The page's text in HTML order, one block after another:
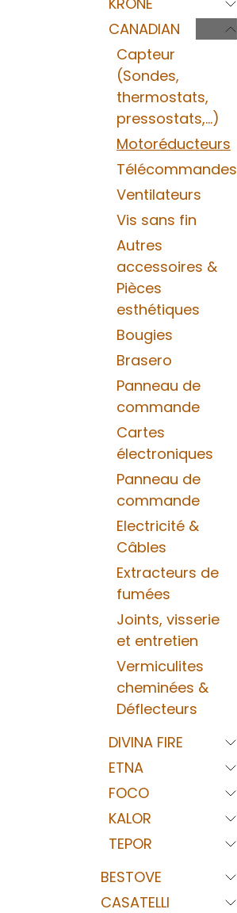
CANADIAN
Capteur
(Sondes,
thermostats,
pressostats,...)
Motoréducteurs
Télécommandes
Ventilateurs
Vis sans fin
Autres
accessoires &
Pièces
esthétiques
Bougies
Brasero
Panneau de
commande
Cartes
électroniques
Panneau de
commande
Electricité &
Câbles
Extracteurs de
fumées
Joints, visserie
et entretien
Vermiculites
cheminées &
Déflecteurs
DIVINA FIRE
ETNA
FOCO
KALOR
TEPOR
BESTOVE
CASATELLI